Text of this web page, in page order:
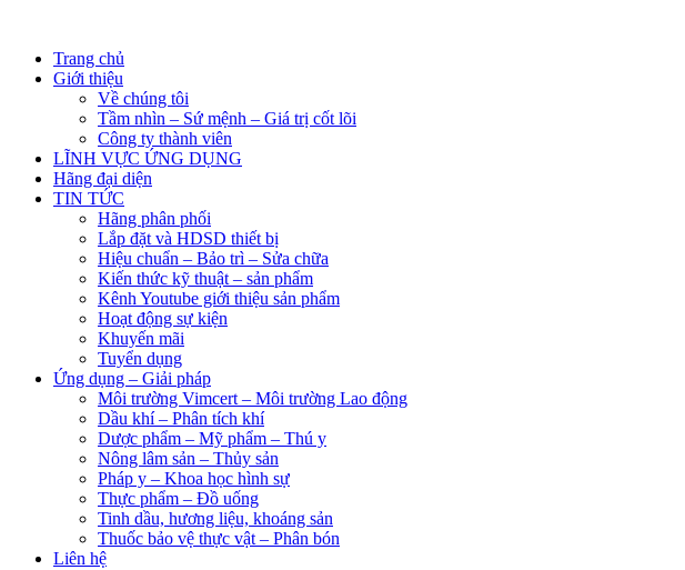
Trang chủ
Giới thiệu
Về chúng tôi
Tầm nhìn – Sứ mệnh – Giá trị cốt lõi
Công ty thành viên
LĨNH VỰC ỨNG DỤNG
Hãng đại diện
TIN TỨC
Hãng phân phối
Lắp đặt và HDSD thiết bị
Hiệu chuẩn – Bảo trì – Sửa chữa
Kiến thức kỹ thuật – sản phẩm
Kênh Youtube giới thiệu sản phẩm
Hoạt động sự kiện
Khuyến mãi
Tuyển dụng
Ứng dụng – Giải pháp
Môi trường Vimcert – Môi trường Lao động
Dầu khí – Phân tích khí
Dược phẩm – Mỹ phẩm – Thú y
Nông lâm sản – Thủy sản
Pháp y – Khoa học hình sự
Thực phẩm – Đồ uống
Tinh dầu, hương liệu, khoáng sản
Thuốc bảo vệ thực vật – Phân bón
Liên hệ